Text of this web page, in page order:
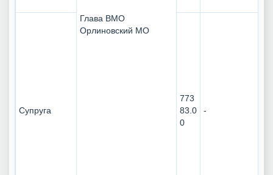
Глава ВМО
Орлиновский МО
Супруга
773
83.0
0
-